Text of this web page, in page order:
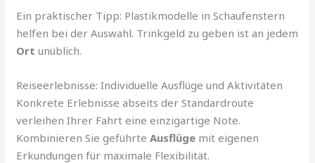
Ein praktischer Tipp: Plastikmodelle in Schaufenstern
helfen bei der Auswahl. Trinkgeld zu geben ist an jedem
Ort unüblich.
Reiseerlebnisse: Individuelle Ausflüge und Aktivitäten
Konkrete Erlebnisse abseits der Standardroute
verleihen Ihrer Fahrt eine einzigartige Note.
Kombinieren Sie geführteAusflüge mit eigenen
Erkundungen für maximale Flexibilität.